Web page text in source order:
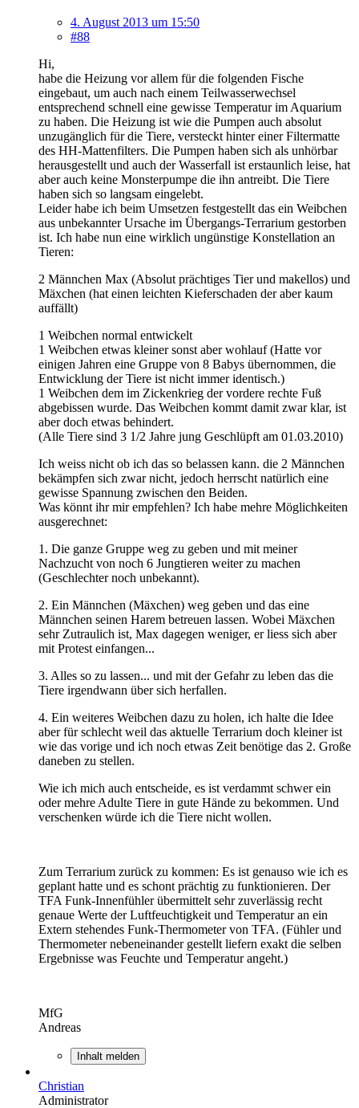
4. August 2013 um 15:50
#88
Hi,
habe die Heizung vor allem für die folgenden Fische
eingebaut, um auch nach einem Teilwasserwechsel
entsprechend schnell eine gewisse Temperatur im Aquarium
zu haben. Die Heizung ist wie die Pumpen auch absolut
unzugänglich für die Tiere, versteckt hinter einer Filtermatte
des HH-Mattenfilters. Die Pumpen haben sich als unhörbar
herausgestellt und auch der Wasserfall ist erstaunlich leise, hat
aber auch keine Monsterpumpe die ihn antreibt. Die Tiere
haben sich so langsam eingelebt.
Leider habe ich beim Umsetzen festgestellt das ein Weibchen
aus unbekannter Ursache im Übergangs-Terrarium gestorben
ist. Ich habe nun eine wirklich ungünstige Konstellation an
Tieren:
2 Männchen Max (Absolut prächtiges Tier und makellos) und
Mäxchen (hat einen leichten Kieferschaden der aber kaum
auffällt)
1 Weibchen normal entwickelt
1 Weibchen etwas kleiner sonst aber wohlauf (Hatte vor
einigen Jahren eine Gruppe von 8 Babys übernommen, die
Entwicklung der Tiere ist nicht immer identisch.)
1 Weibchen dem im Zickenkrieg der vordere rechte Fuß
abgebissen wurde. Das Weibchen kommt damit zwar klar, ist
aber doch etwas behindert.
(Alle Tiere sind 3 1/2 Jahre jung Geschlüpft am 01.03.2010)
Ich weiss nicht ob ich das so belassen kann. die 2 Männchen
bekämpfen sich zwar nicht, jedoch herrscht natürlich eine
gewisse Spannung zwischen den Beiden.
Was könnt ihr mir empfehlen? Ich habe mehre Möglichkeiten
ausgerechnet:
1. Die ganze Gruppe weg zu geben und mit meiner
Nachzucht von noch 6 Jungtieren weiter zu machen
(Geschlechter noch unbekannt).
2. Ein Männchen (Mäxchen) weg geben und das eine
Männchen seinen Harem betreuen lassen. Wobei Mäxchen
sehr Zutraulich ist, Max dagegen weniger, er liess sich aber
mit Protest einfangen...
3. Alles so zu lassen... und mit der Gefahr zu leben das die
Tiere irgendwann über sich herfallen.
4. Ein weiteres Weibchen dazu zu holen, ich halte die Idee
aber für schlecht weil das aktuelle Terrarium doch kleiner ist
wie das vorige und ich noch etwas Zeit benötige das 2. Große
daneben zu stellen.
Wie ich mich auch entscheide, es ist verdammt schwer ein
oder mehre Adulte Tiere in gute Hände zu bekommen. Und
verschenken würde ich die Tiere nicht wollen.
Zum Terrarium zurück zu kommen: Es ist genauso wie ich es
geplant hatte und es schont prächtig zu funktionieren. Der
TFA Funk-Innenfühler übermittelt sehr zuverlässig recht
genaue Werte der Luftfeuchtigkeit und Temperatur an ein
Extern stehendes Funk-Thermometer von TFA. (Fühler und
Thermometer nebeneinander gestellt liefern exakt die selben
Ergebnisse was Feuchte und Temperatur angeht.)
MfG
Andreas
Inhalt melden
Christian
Administrator